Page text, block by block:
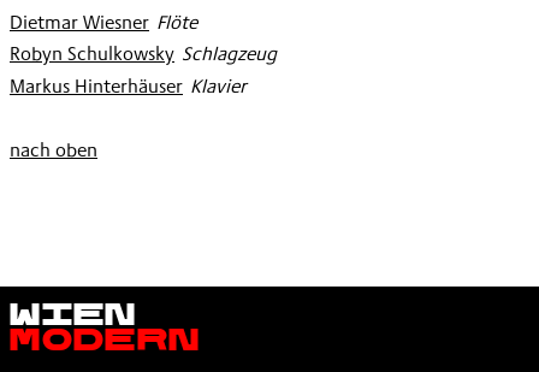
Dietmar Wiesner
: Flöte
Robyn Schulkowsky
: Schlagzeug
Markus Hinterhäuser
: Klavier
nach oben
Wien
Modern